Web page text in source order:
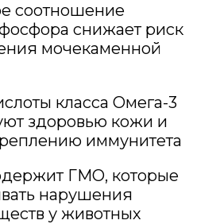
соотношение
снижает риск
мочекаменной
класса Омега-3
здоровью кожи и
иммунитета
ГМО, которые
нарушения
у животных